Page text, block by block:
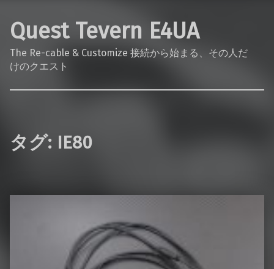
Quest Tevern E4UA
The Re-cable & Customize 接続から始まる、その人だ
けのクエスト
タグ: IE80